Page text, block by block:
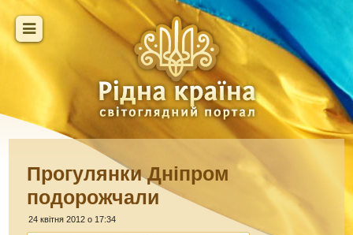
Прогулянки Дніпром
подорожчали
24 квітня 2012 о 17:34